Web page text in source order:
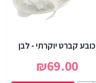
כובע קברט יוקרתי - לבן
₪69.00